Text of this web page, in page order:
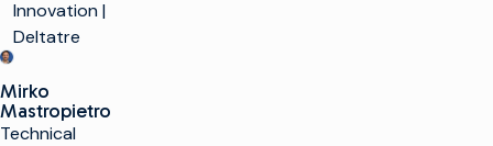
Innovation |
Deltatre
Mirko
Mastropietro
Technical